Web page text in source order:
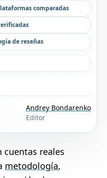
comparadas
de reseñas
Andrey Bondarenko
Editor
cuentas reales
metodología,